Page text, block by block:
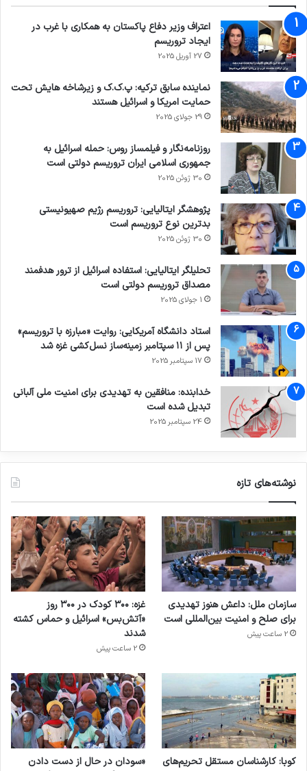
اعتراف وزیر دفاع پاکستان به همکاری با غرب در
ایجاد تروریسم
27 آوریل 2025
نماینده سابق ترکیه: پ.ک.ک و زیرشاخه هایش تحت
حمایت امریکا و اسرائیل هستند
29 جولای 2025
روزنامه‌نگار و فیلمساز روس: حمله اسرائیل به
جمهوری اسلامی ایران تروریسم دولتی است
30 ژوئن 2025
پژوهشگر ایتالیایی: تروریسم رژیم صهیونیستی
بدترین نوع تروریسم است
30 ژوئن 2025
تحلیلگر ایتالیایی: استفاده اسرائیل از ترور هدفمند
مصداق تروریسم دولتی است
1 جولای 2025
استاد دانشگاه آمریکایی: روایت «مبارزه با تروریسم»
پس از ۱۱ سپتامبر زمینه‌ساز نسل‌کشی غزه شد
17 سپتامبر 2025
خدابنده: منافقین به تهدیدی برای امنیت ملی آلبانی
تبدیل شده است
24 سپتامبر 2025
نوشته‌های تازه
سازمان ملل: داعش هنوز تهدیدی
برای صلح و امنیت بین‌المللی است
2 ساعت پیش
غزه: ۳۰۰ کودک در ۳۰۰ روز
«آتش‌بس» اسرائیل و حماس کشته
شدند
2 ساعت پیش
کوبا: کارشناسان مستقل تحریم‌های
«سودان در حال از دست دادن